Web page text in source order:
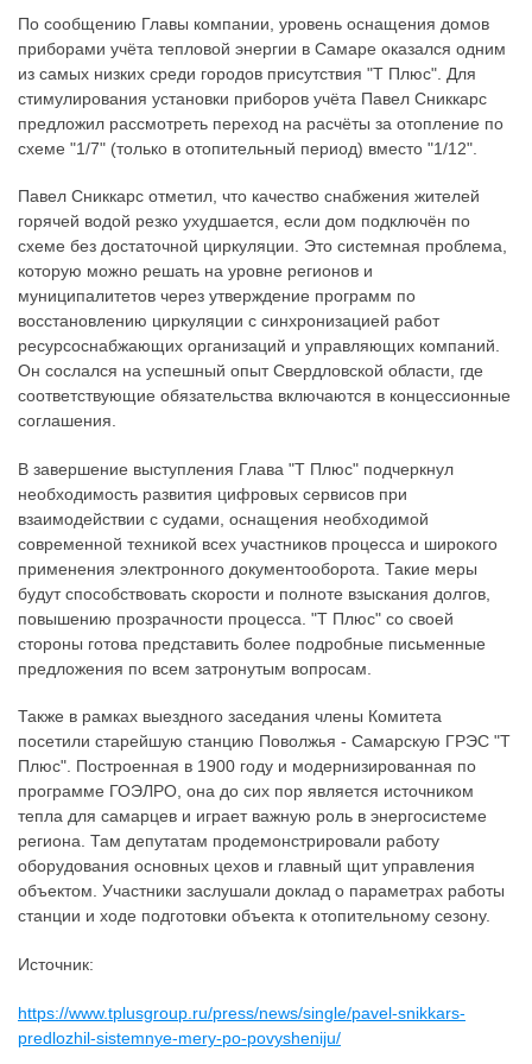
По сообщению Главы компании, уровень оснащения домов
приборами учёта тепловой энергии в Самаре оказался одним
из самых низких среди городов присутствия "Т Плюс". Для
стимулирования установки приборов учёта Павел Сниккарс
предложил рассмотреть переход на расчёты за отопление по
схеме "1/7" (только в отопительный период) вместо "1/12".
Павел Сниккарс отметил, что качество снабжения жителей
горячей водой резко ухудшается, если дом подключён по
схеме без достаточной циркуляции. Это системная проблема,
которую можно решать на уровне регионов и
муниципалитетов через утверждение программ по
восстановлению циркуляции с синхронизацией работ
ресурсоснабжающих организаций и управляющих компаний.
Он сослался на успешный опыт Свердловской области, где
соответствующие обязательства включаются в концессионные
соглашения.
В завершение выступления Глава "Т Плюс" подчеркнул
необходимость развития цифровых сервисов при
взаимодействии с судами, оснащения необходимой
современной техникой всех участников процесса и широкого
применения электронного документооборота. Такие меры
будут способствовать скорости и полноте взыскания долгов,
повышению прозрачности процесса. "Т Плюс" со своей
стороны готова представить более подробные письменные
предложения по всем затронутым вопросам.
Также в рамках выездного заседания члены Комитета
посетили старейшую станцию Поволжья - Самарскую ГРЭС "Т
Плюс". Построенная в 1900 году и модернизированная по
программе ГОЭЛРО, она до сих пор является источником
тепла для самарцев и играет важную роль в энергосистеме
региона. Там депутатам продемонстрировали работу
оборудования основных цехов и главный щит управления
объектом. Участники заслушали доклад о параметрах работы
станции и ходе подготовки объекта к отопительному сезону.
Источник:
https://www.tplusgroup.ru/press/news/single/pavel-snikkars-
predlozhil-sistemnye-mery-po-povysheniju/